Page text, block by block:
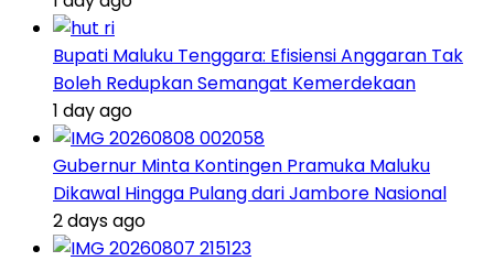
Bupati Maluku Tenggara: Efisiensi Anggaran Tak
Boleh Redupkan Semangat Kemerdekaan
1 day ago
Gubernur Minta Kontingen Pramuka Maluku
Dikawal Hingga Pulang dari Jambore Nasional
2 days ago